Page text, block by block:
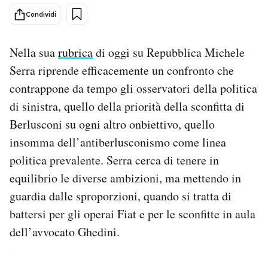
Scienza
Economia
Sport
Altrecose
Mondiali calcio 2026
PODCAST
NEWSLETTER
I MIEI PREFERITI
Condividi
Nella suarubricadi oggi su Repubblica Michele
Serra riprende efficacemente un confronto che
contrappone da tempo gli osservatori della politica
di sinistra, quello della priorità della sconfitta di
Berlusconi su ogni altro onbiettivo, quello
insomma dell’antiberlusconismo come linea
politica prevalente. Serra cerca di tenere in
equilibrio le diverse ambizioni, ma mettendo in
guardia dalle sproporzioni, quando si tratta di
battersi per gli operai Fiat e per le sconfitte in aula
dell’avvocato Ghedini.